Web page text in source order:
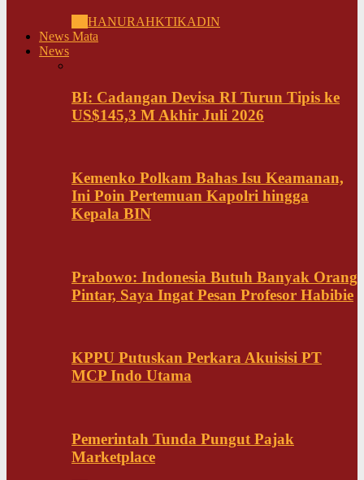
HANURAHKTIKADIN
News Mata
News
BI: Cadangan Devisa RI Turun Tipis ke
US$145,3 M Akhir Juli 2026
Kemenko Polkam Bahas Isu Keamanan,
Ini Poin Pertemuan Kapolri hingga
Kepala BIN
Prabowo: Indonesia Butuh Banyak Orang
Pintar, Saya Ingat Pesan Profesor Habibie
KPPU Putuskan Perkara Akuisisi PT
MCP Indo Utama
Pemerintah Tunda Pungut Pajak
Marketplace